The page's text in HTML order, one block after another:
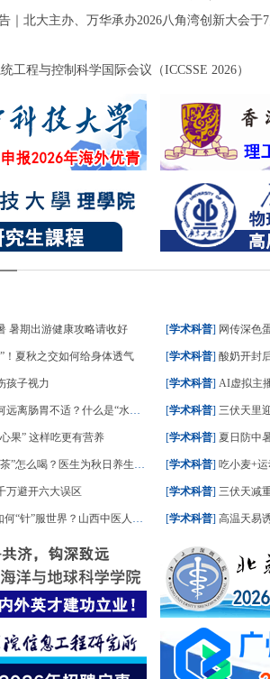
｜北大主办、万华承办2026八角湾创新大会于
工程与控制科学国际会议（ICCSSE 2026）
暑期出游健康攻略请收好
！夏秋之交如何给身体透气
孩子视力
不适？什么是“水土不服”？一文了解
果” 这样吃更有营养
么喝？医生为秋日养生饮食划重点
万避开六大误区
针”服世界？山西中医人这样答
[学术科普] 网传深色蛋
[学术科普] 酸奶开封
[学术科普] AI虚拟主播
[学术科普] 三伏天里
[学术科普] 夏日防中
[学术科普] 吃小麦+
[学术科普] 三伏天减重
[学术科普] 高温天易